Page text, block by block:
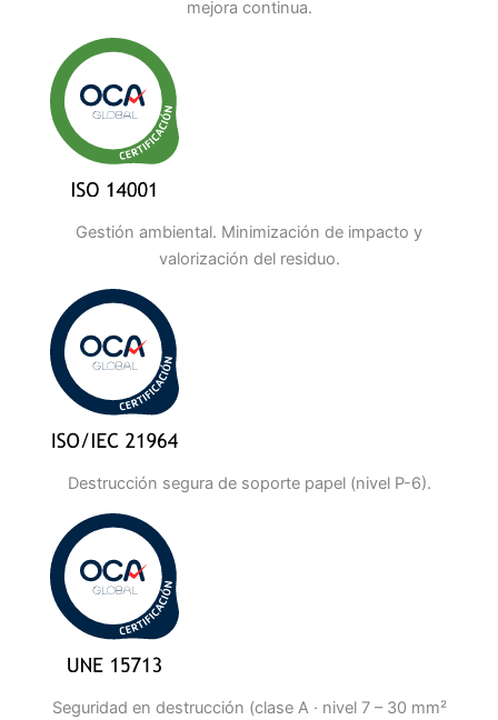
mejora continua.
Gestión ambiental. Minimización de impacto y
valorización del residuo.
Destrucción segura de soporte papel (nivel P-6).
Seguridad en destrucción (clase A · nivel 7 – 30 mm²